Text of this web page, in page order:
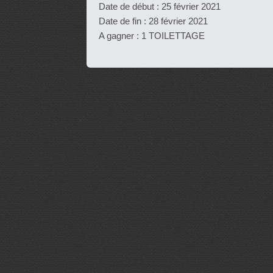
Date de début : 25 février 2021
Date de fin : 28 février 2021
A gagner : 1 TOILETTAGE